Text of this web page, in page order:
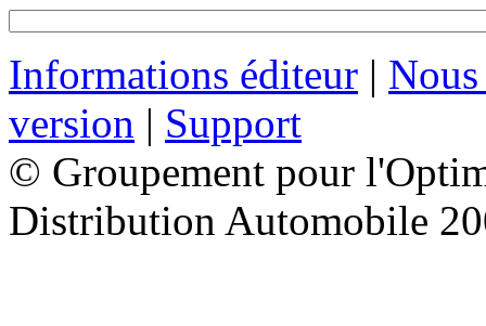
Informations éditeur |
version | Support
© Groupement pour
Distribution Automobile